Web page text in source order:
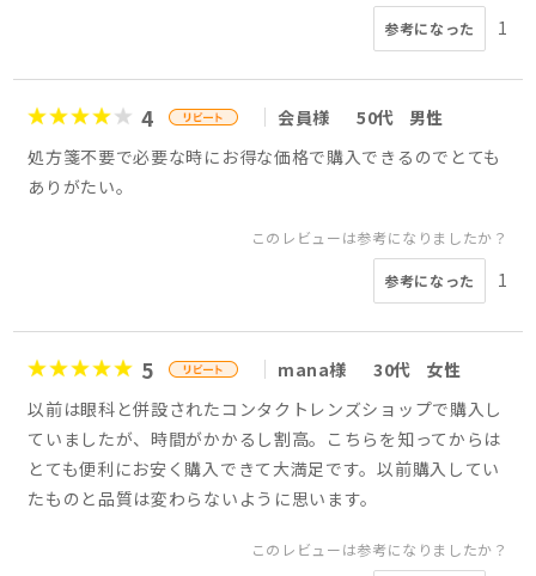
参考になった 1
4 会員様 50代
男性
処方箋不要で必要な時にお得な価格で購入できるのでとても
ありがたい。
このレビューは参考になりましたか？
参考になった 1
5 mana様 30代
女性
以前は眼科と併設されたコンタクトレンズショップで購入し
ていましたが、時間がかかるし割高。こちらを知ってからは
とても便利にお安く購入できて大満足です。以前購入してい
たものと品質は変わらないように思います。
このレビューは参考になりましたか？